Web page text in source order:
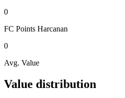
0
FC Points Harcanan
0
Avg. Value
Value distribution